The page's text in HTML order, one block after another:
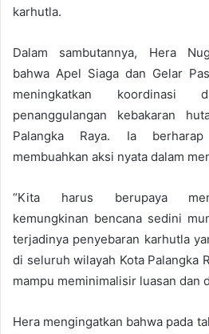
karhutla.
Dalam sambutannya, Hera
bahwa Apel Siaga dan Gelar
meningkatkan
penanggulangan kebakaran
Palangka Raya. Ia
membuahkan aksi nyata dalam
“Kita harus berupaya
kemungkinan bencana sedini
terjadinya penyebaran karhutla
di seluruh wilayah Kota Palangka
mampu meminimalisir luasan dan
Hera mengingatkan bahwa pada